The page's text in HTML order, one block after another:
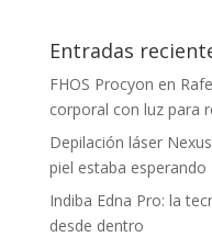
Entradas
FHOS Procyon en
corporal con luz para
Depilación láser
piel estaba esperando
Indiba Edna Pro: la
desde dentro